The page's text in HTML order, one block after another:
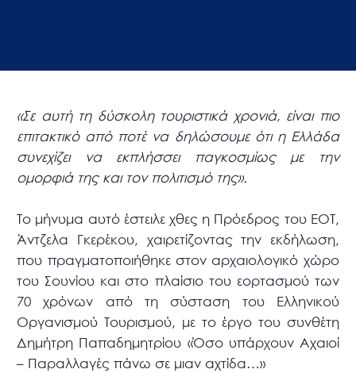
«Σε αυτή τη δύσκολη τουριστικά χρονιά, είναι πιο
επιτακτικό από ποτέ να δηλώσουμε ότι η Ελλάδα
συνεχίζει να εκπλήσσει παγκοσμίως με την
ομορφιά της και τον πολιτισμό της».
Το μήνυμα αυτό έστειλε χθες η Πρόεδρος του ΕΟΤ,
Άντζελα Γκερέκου, χαιρετίζοντας την εκδήλωση,
που πραγματοποιήθηκε στον αρχαιολογικό χώρο
του Σουνίου και στο πλαίσιο του εορτασμού των
70 χρόνων από τη σύσταση του Ελληνικού
Οργανισμού Τουρισμού, με το έργο του συνθέτη
Δημήτρη Παπαδημητρίου «Όσο υπάρχουν Αχαιοί
– Παραλλαγές πάνω σε μιαν αχτίδα…»